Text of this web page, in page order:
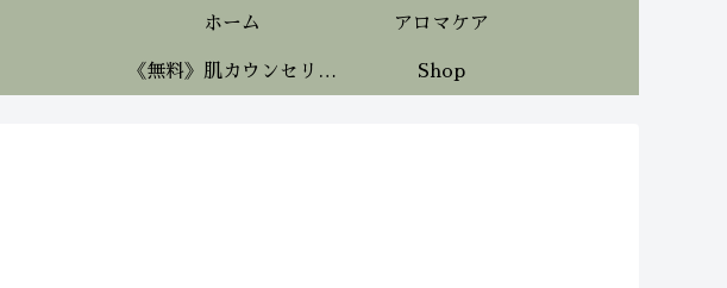
ホーム アロマケア
《無料》肌カウンセリング Shop